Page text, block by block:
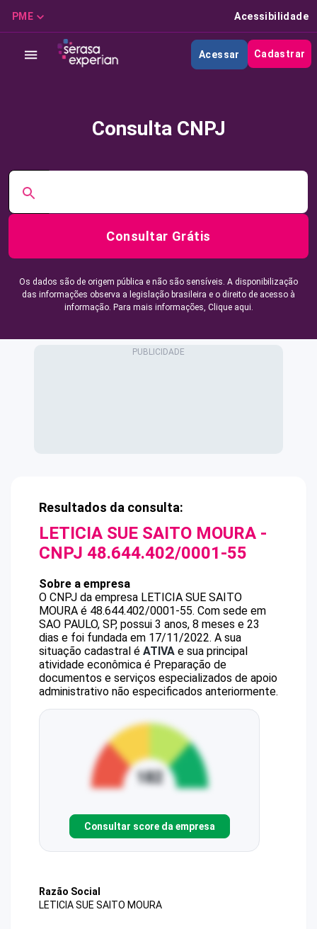
PME Acessibilidade
Acessar Cadastrar
Consulta CNPJ
Consultar Grátis
Os dados são de origem pública e não são sensíveis. A disponibilização
das informações observa a legislação brasileira e o direito de acesso à
informação. Para mais informações, Clique aqui.
Resultados da consulta:
LETICIA SUE SAITO MOURA -
CNPJ 48.644.402/0001-55
Sobre a empresa
O CNPJ da empresa LETICIA SUE SAITO
MOURA é 48.644.402/0001-55. Com sede em
SAO PAULO, SP, possui 3 anos, 8 meses e 23
dias e foi fundada em 17/11/2022. A sua
situação cadastral é ATIVA e sua principal
atividade econômica é Preparação de
documentos e serviços especializados de apoio
administrativo não especificados anteriormente.
Consultar score da empresa
Razão Social
LETICIA SUE SAITO MOURA